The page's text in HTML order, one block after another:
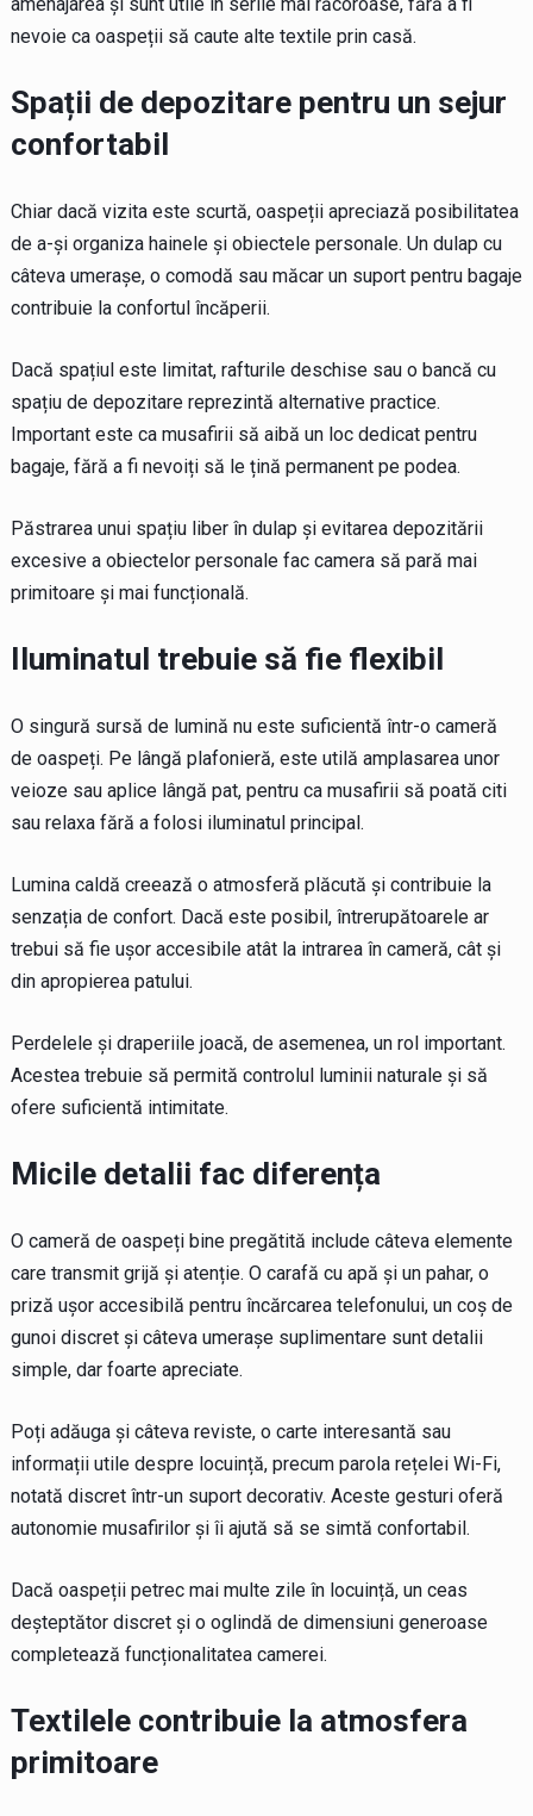
nevoie ca oaspeții să caute alte textile prin casă.
Spații de depozitare pentru un sejur
confortabil
Chiar dacă vizita este scurtă, oaspeții apreciază posibilitatea
de a-și organiza hainele și obiectele personale. Un dulap cu
câteva umerașe, o comodă sau măcar un suport pentru bagaje
contribuie la confortul încăperii.
Dacă spațiul este limitat, rafturile deschise sau o bancă cu
spațiu de depozitare reprezintă alternative practice.
Important este ca musafirii să aibă un loc dedicat pentru
bagaje, fără a fi nevoiți să le țină permanent pe podea.
Păstrarea unui spațiu liber în dulap și evitarea depozitării
excesive a obiectelor personale fac camera să pară mai
primitoare și mai funcțională.
Iluminatul trebuie să fie flexibil
O singură sursă de lumină nu este suficientă într-o cameră
de oaspeți. Pe lângă plafonieră, este utilă amplasarea unor
veioze sau aplice lângă pat, pentru ca musafirii să poată citi
sau relaxa fără a folosi iluminatul principal.
Lumina caldă creează o atmosferă plăcută și contribuie la
senzația de confort. Dacă este posibil, întrerupătoarele ar
trebui să fie ușor accesibile atât la intrarea în cameră, cât și
din apropierea patului.
Perdelele și draperiile joacă, de asemenea, un rol important.
Acestea trebuie să permită controlul luminii naturale și să
ofere suficientă intimitate.
Micile detalii fac diferența
O cameră de oaspeți bine pregătită include câteva elemente
care transmit grijă și atenție. O carafă cu apă și un pahar, o
priză ușor accesibilă pentru încărcarea telefonului, un coș de
gunoi discret și câteva umerașe suplimentare sunt detalii
simple, dar foarte apreciate.
Poți adăuga și câteva reviste, o carte interesantă sau
informații utile despre locuință, precum parola rețelei Wi-Fi,
notată discret într-un suport decorativ. Aceste gesturi oferă
autonomie musafirilor și îi ajută să se simtă confortabil.
Dacă oaspeții petrec mai multe zile în locuință, un ceas
deșteptător discret și o oglindă de dimensiuni generoase
completează funcționalitatea camerei.
Textilele contribuie la atmosfera
primitoare